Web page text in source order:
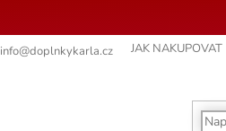
info@doplnkykarla.cz JAK NAKUPOVAT